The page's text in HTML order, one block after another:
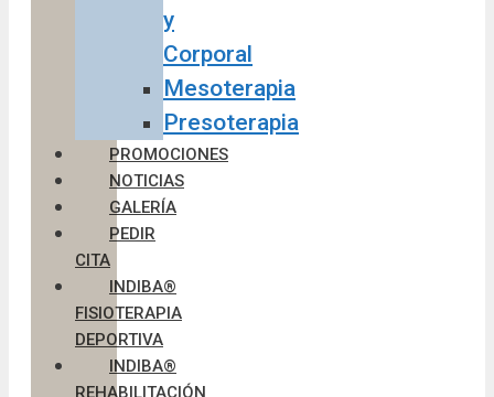
y
Corporal
Mesoterapia
Presoterapia
PROMOCIONES
NOTICIAS
GALERÍA
PEDIR
CITA
INDIBA®
FISIOTERAPIA
DEPORTIVA
INDIBA®
REHABILITACIÓN